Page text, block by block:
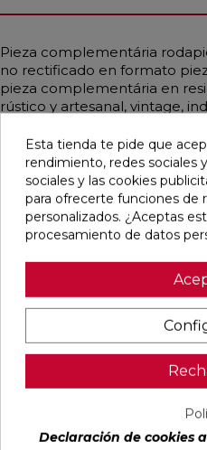
Pieza complementária
no rectificado en formato
pieza complementária en
rústico y artesanal, vintage,
Pensamos que
BLANCO
NATURAL
PVP
favorite
BLANCO
PULIDO
RECTIFICADO
PVP
favorite
Esta tienda te pide que
rendimiento, redes sociales
sociales y las cookies
para ofrecerte funciones de
personalizados. ¿Aceptas
procesamiento de datos
Declaración de cookies